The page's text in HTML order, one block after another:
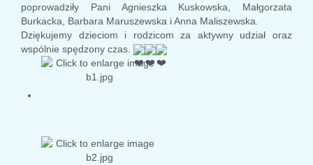
poprowadziły Pani Agnieszka Kuskowska, Małgorzata
Burkacka, Barbara Maruszewska i Anna Maliszewska.
Dziękujemy dzieciom i rodzicom za aktywny udział oraz
wspólnie spędzony czas.